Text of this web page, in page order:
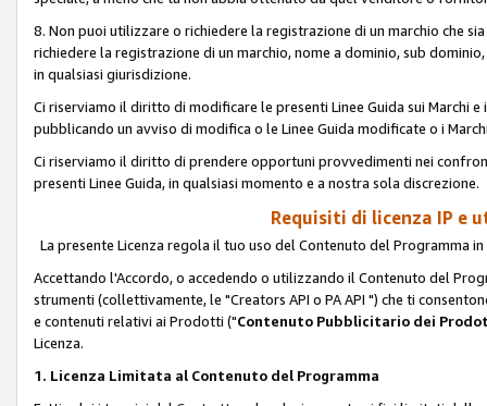
8. Non puoi utilizzare o richiedere la registrazione di un marchio che
richiedere la registrazione di un marchio, nome a dominio, sub
in qualsiasi giurisdizione.
Ci riserviamo il diritto di modificare le presenti Linee Guida sui Marchi
pubblicando un avviso di modifica o le Linee Guida modificate o i
Ci riserviamo il diritto di prendere opportuni provvedimenti nei
presenti Linee Guida, in qualsiasi momento e a nostra sola discrezione.
Requisiti di licenza IP e
La presente Licenza regola il tuo uso del Contenuto del Programma
Accettando l'Accordo, o accedendo o utilizzando il Contenuto del
strumenti (collettivamente, le "Creators API o PA API ") che ti
e contenuti relativi ai Prodotti ("Contenuto Pubblicitario dei
Licenza.
1. Licenza Limitata al Contenuto del Programma